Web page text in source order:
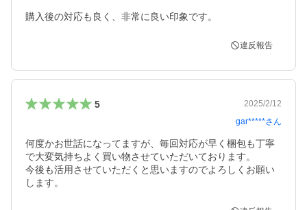
購入後の対応も良く、非常に良い印象です。
違反報告
5
2025/2/12
gar*****さん
何度かお世話になってますが、毎回対応が早く梱包も丁寧
で大変気持ちよく買い物させていただいております。
今後も活用させていただくと思いますのでよろしくお願い
します。